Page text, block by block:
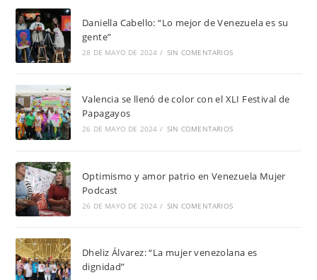
Daniella Cabello: “Lo mejor de Venezuela es su
gente”
28 DE MAYO DE 2024 / SIN COMENTARIOS
Valencia se llenó de color con el XLI Festival de
Papagayos
26 DE MAYO DE 2024 / SIN COMENTARIOS
Optimismo y amor patrio en Venezuela Mujer
Podcast
26 DE MAYO DE 2024 / SIN COMENTARIOS
Dheliz Álvarez: “La mujer venezolana es
dignidad”